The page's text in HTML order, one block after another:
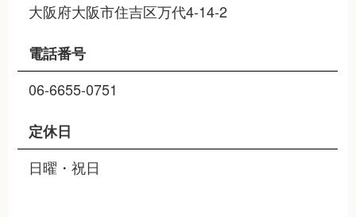
大阪府大阪市住吉区万代4-14-2
電話番号
06-6655-0751
定休日
日曜・祝日